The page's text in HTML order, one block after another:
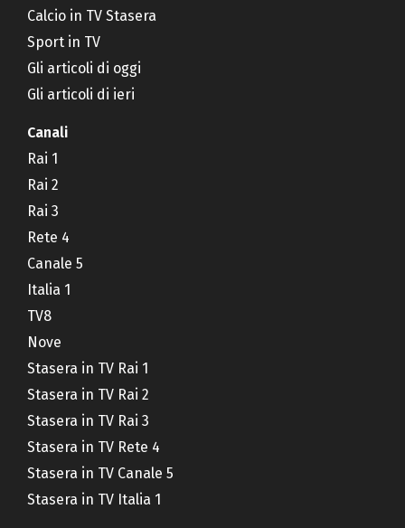
Calcio in TV Stasera
Sport in TV
Gli articoli di oggi
Gli articoli di ieri
Canali
Rai 1
Rai 2
Rai 3
Rete 4
Canale 5
Italia 1
TV8
Nove
Stasera in TV Rai 1
Stasera in TV Rai 2
Stasera in TV Rai 3
Stasera in TV Rete 4
Stasera in TV Canale 5
Stasera in TV Italia 1